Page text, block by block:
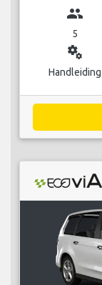
group
5
miscellaneous_services
Handleiding